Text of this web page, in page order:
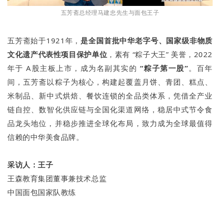
五芳斋总经理马建忠先生与面包王子
五芳斋始于1921年，是全国首批中华老字号、国家级非物质
文化遗产代表性项目保护单位 ，素有 “粽子大王” 美誉，2022
年于 A股主板上市，成为名副其实的 “粽子第一股”。百年
间，五芳斋以粽子为核心，构建起覆盖月饼、青团、糕点、
米制品、新中式烘焙、餐饮连锁的全品类体系，凭借全产业
链自控、数智化供应链与全国化渠道网络，稳居中式节令食
品龙头地位，并稳步推进全球化布局，致力成为全球最值得
信赖的中华美食品牌。
采访人：王子
王森教育集团董事兼技术总监
中国面包国家队教练